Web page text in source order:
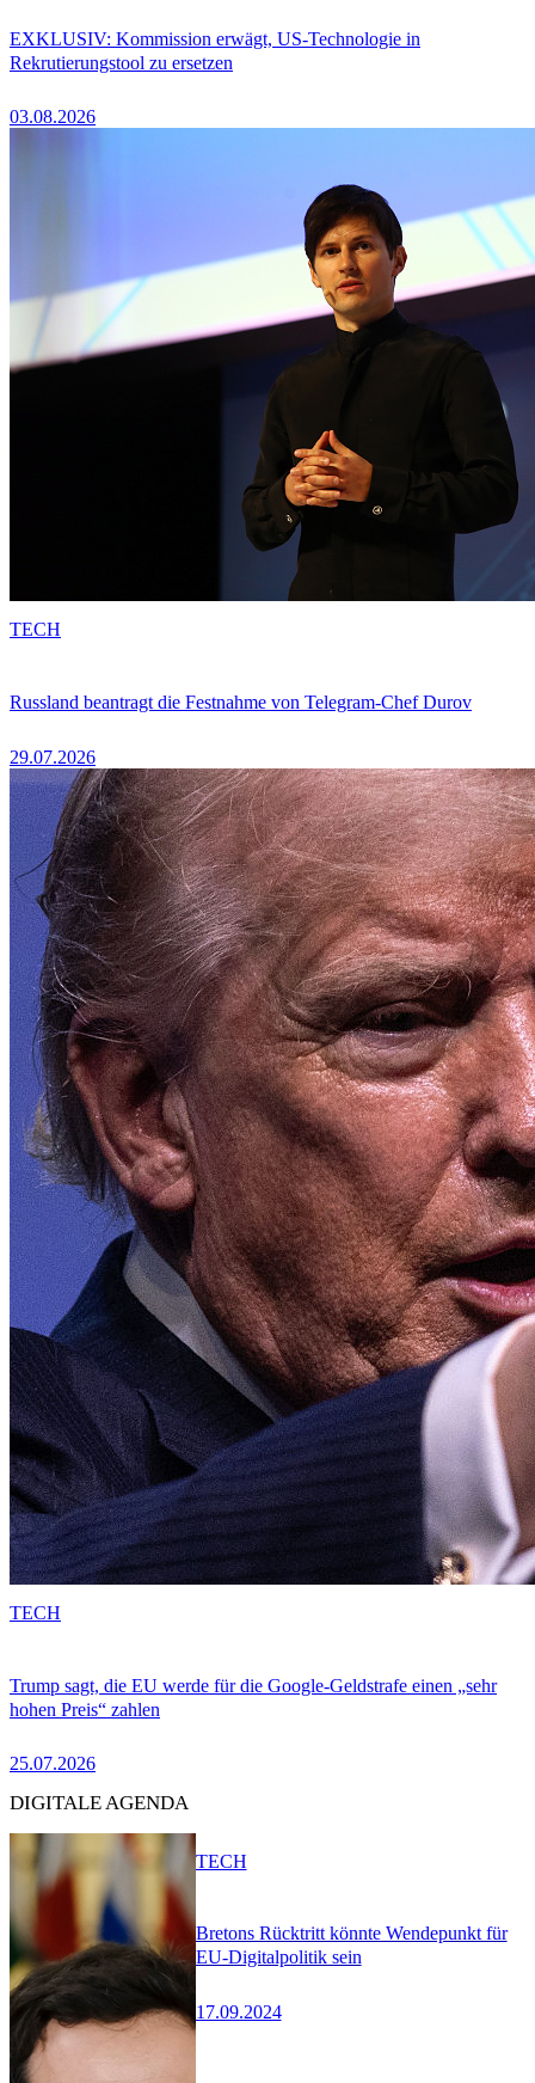
EXKLUSIV: Kommission erwägt, US-Technologie in
Rekrutierungstool zu ersetzen
03.08.2026
Russland beantragt die Festnahme von Telegram-Chef Durov
29.07.2026
TECH
Trump sagt, die EU werde für die Google-Geldstrafe einen „sehr
hohen Preis“ zahlen
25.07.2026
TECH
DIGITALE AGENDA
Bretons Rücktritt könnte Wendepunkt für
EU-Digitalpolitik sein
17.09.2024
TECH